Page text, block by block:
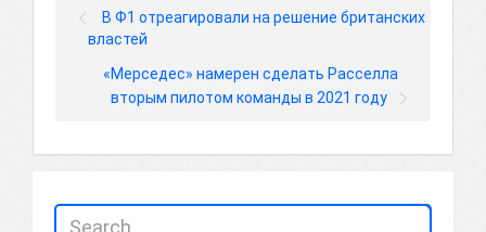
В Ф1 отреагировали на решение британских
властей
«Мерседес» намерен сделать Расселла
вторым пилотом команды в 2021 году